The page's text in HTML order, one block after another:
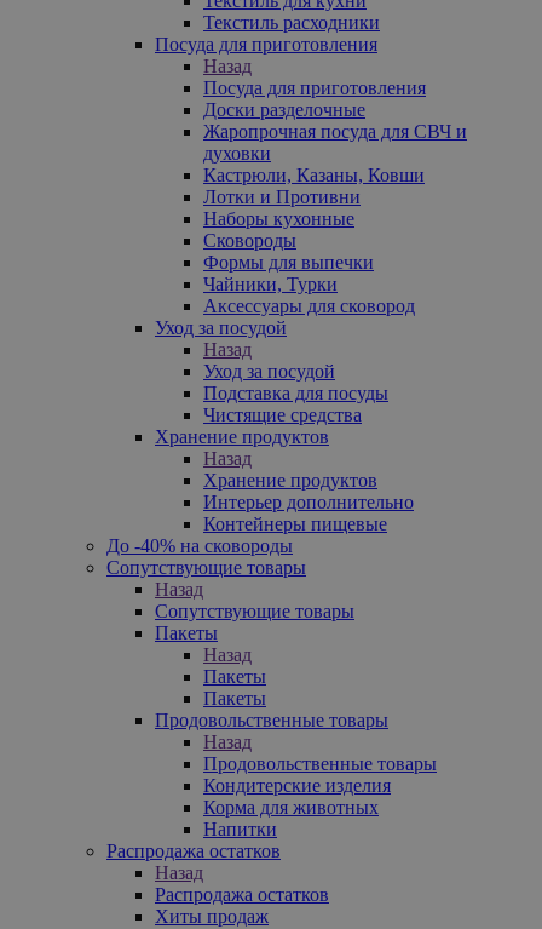
Текстиль расходники
Посуда для приготовления
Назад
Посуда для приготовления
Доски разделочные
Жаропрочная посуда для СВЧ и
духовки
Кастрюли, Казаны, Ковши
Лотки и Противни
Наборы кухонные
Сковороды
Формы для выпечки
Чайники, Турки
Аксессуары для сковород
Уход за посудой
Назад
Уход за посудой
Подставка для посуды
Чистящие средства
Хранение продуктов
Назад
Хранение продуктов
Интерьер дополнительно
Контейнеры пищевые
До -40% на сковороды
Сопутствующие товары
Назад
Сопутствующие товары
Пакеты
Назад
Пакеты
Пакеты
Продовольственные товары
Назад
Продовольственные товары
Кондитерские изделия
Корма для животных
Напитки
Распродажа остатков
Назад
Распродажа остатков
Хиты продаж